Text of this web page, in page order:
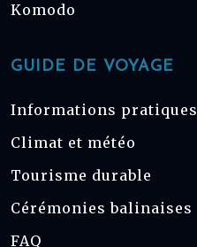
Komodo
GUIDE DE VOYAGE
Informations pratiques
Climat et météo
Tourisme durable
Cérémonies balinaises
FAQ